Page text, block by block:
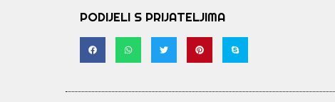
PODIJELI S PRIJATELJIMA